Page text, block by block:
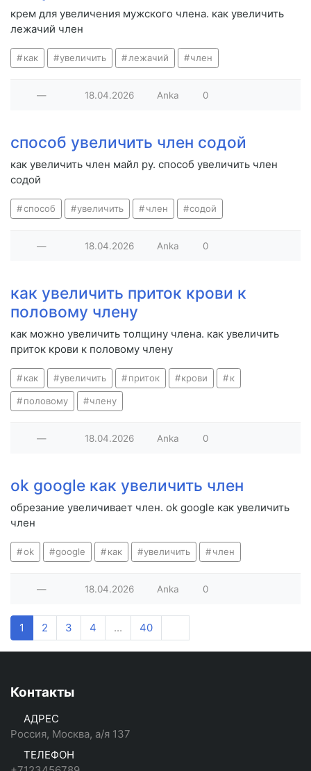
крем для увеличения мужского члена. как увеличить
лежачий член
как увеличить лежачий член
— 18.04.2026 Anka 0
способ увеличить член содой
как увеличить член майл ру. способ увеличить член
содой
способ увеличить член содой
— 18.04.2026 Anka 0
как увеличить приток крови к
половому члену
как можно увеличить толщину члена. как увеличить
приток крови к половому члену
как увеличить приток крови к
половому члену
— 18.04.2026 Anka 0
ok google как увеличить член
обрезание увеличивает член. ok google как увеличить
член
ok google как увеличить член
— 18.04.2026 Anka 0
1 2 3 4 ... 40
Контакты
АДРЕС
Россия, Москва, а/я 137
ТЕЛЕФОН